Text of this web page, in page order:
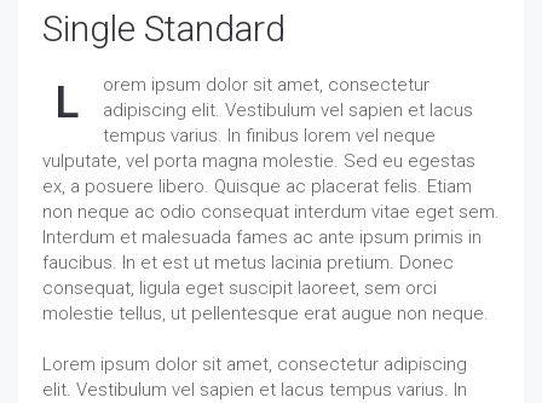
Single Standard
L
orem ipsum dolor sit amet, consectetur
adipiscing elit. Vestibulum vel sapien et lacus
tempus varius. In finibus lorem vel neque
vulputate, vel porta magna molestie. Sed eu egestas
ex, a posuere libero. Quisque ac placerat felis. Etiam
non neque ac odio consequat interdum vitae eget sem.
Interdum et malesuada fames ac ante ipsum primis in
faucibus. In et est ut metus lacinia pretium. Donec
consequat, ligula eget suscipit laoreet, sem orci
molestie tellus, ut pellentesque erat augue non neque.
Lorem ipsum dolor sit amet, consectetur adipiscing
elit. Vestibulum vel sapien et lacus tempus varius. In